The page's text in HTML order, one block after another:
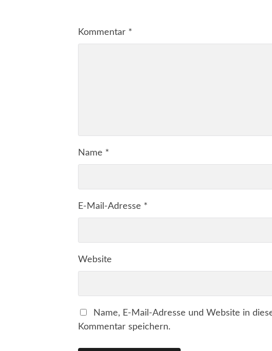
Kommentar *
Name *
E-Mail-Adresse *
Website
Name, E-Mail-Adresse und Website in
Kommentar speichern.